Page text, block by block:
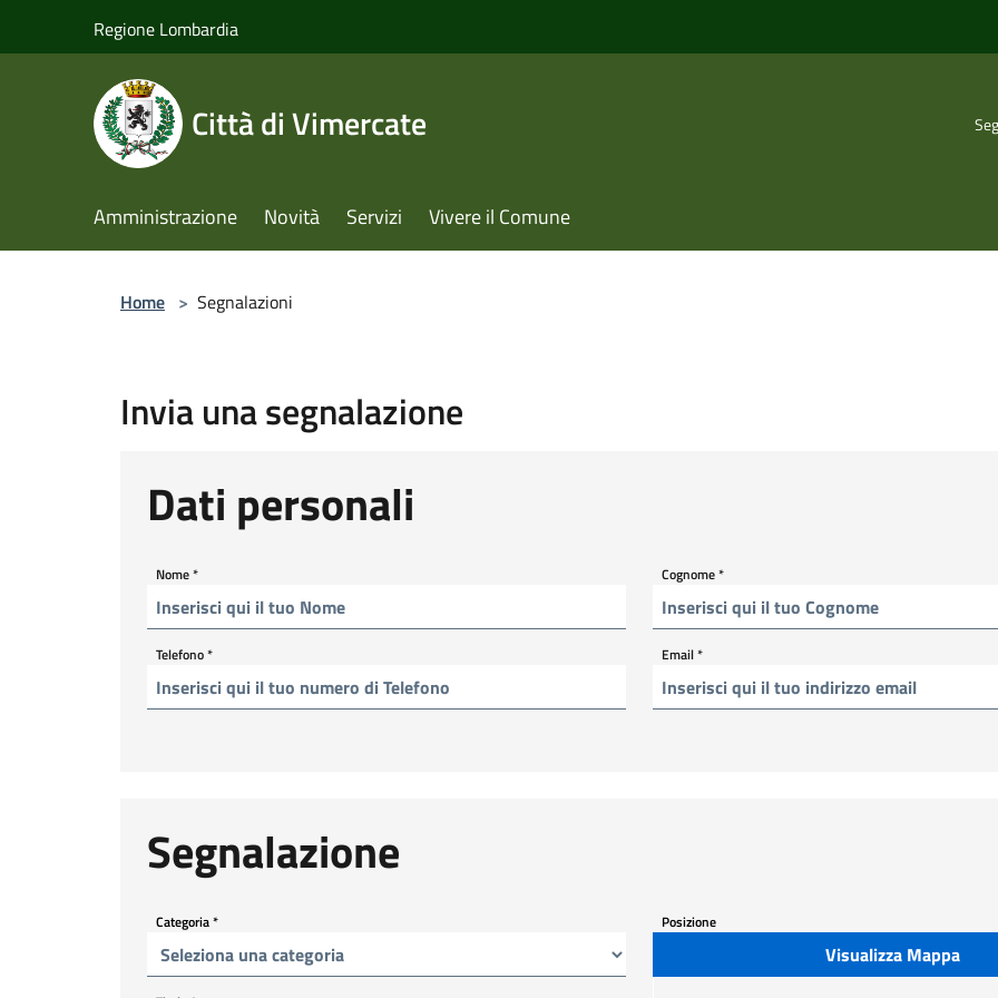
Regione Lombardia
Città di Vimercate
Amministrazione Novità Servizi Vivere il Comune
Home > Segnalazioni
Invia una segnalazione
Dati personali
Nome* Cognome*
Telefono* Email*
Segnalazione
Categoria* Posizione
Visualizza Mappa